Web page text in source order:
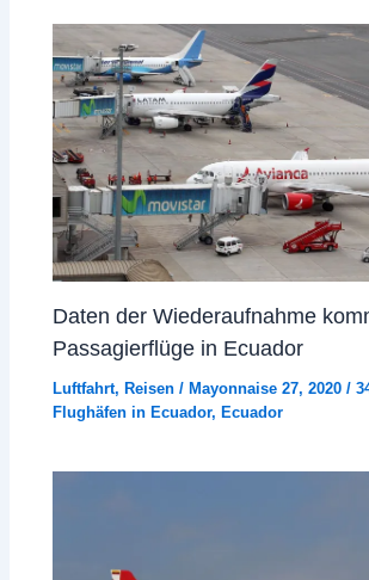
Daten der Wiederaufnahme
Passagierflüge in Ecuador
Luftfahrt,Reisen /Mayonnaise 27, 2020/
Flughäfen in Ecuador,Ecuador